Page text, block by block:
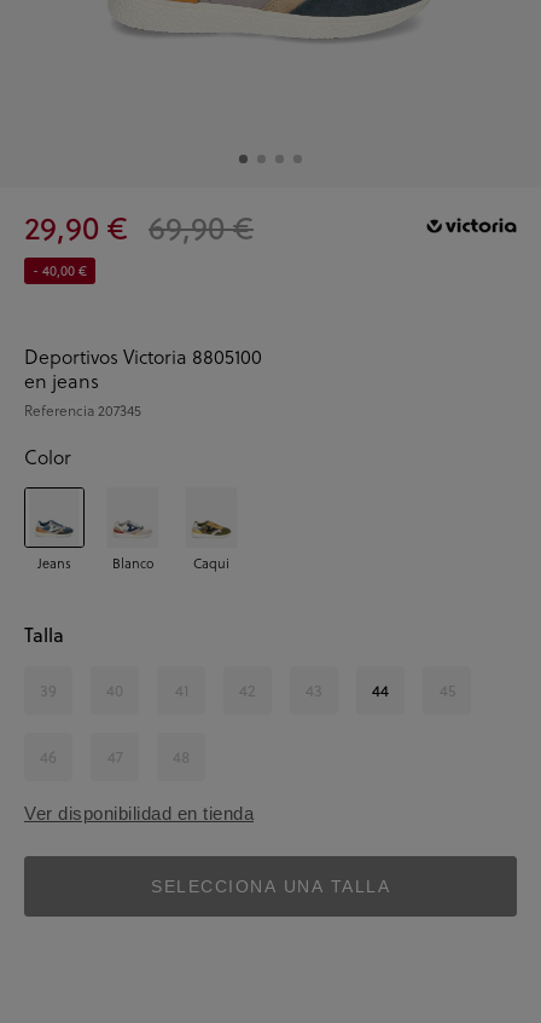
29,90 € 69,90 €
- 40,00 €
Deportivos Victoria 8805100
en jeans
Referencia207345
Color
Jeans Blanco Caqui
Talla
39 40 41 42 43 44 45
46 47 48
Ver disponibilidad en tienda
SELECCIONA UNA TALLA